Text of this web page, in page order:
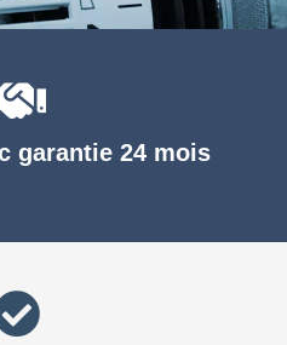
garantie 24 mois